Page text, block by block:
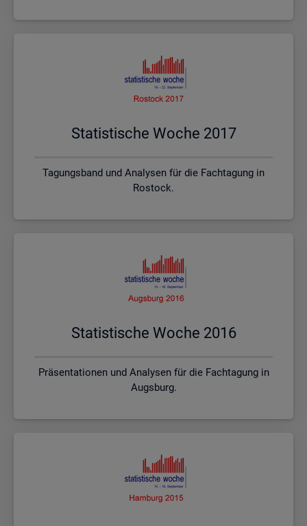
Sta­tis­ti­sche Woche 2017
Tagungsband und Analysen für die Fachtagung in
Rostock.
Sta­tis­ti­sche Woche 2016
Präsentationen und Analysen für die Fachtagung in
Augsburg.